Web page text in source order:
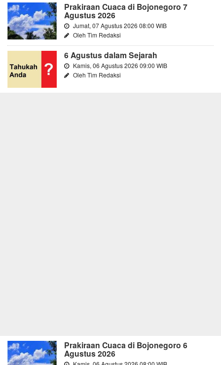
Prakiraan Cuaca di Bojonegoro 7
Agustus 2026
Jumat, 07 Agustus 2026 08:00 WIB
Oleh Tim Redaksi
6 Agustus dalam Sejarah
Kamis, 06 Agustus 2026 09:00 WIB
Oleh Tim Redaksi
Prakiraan Cuaca di Bojonegoro 6
Agustus 2026